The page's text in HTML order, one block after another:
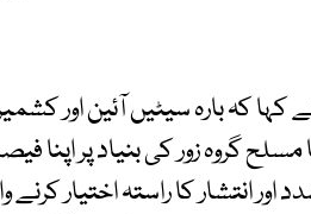
کہا کہ بارہ سیٹیں آئین
مسلح گروہ زور کی بنیاد پر
اور انتشار کا راستہ اختیار